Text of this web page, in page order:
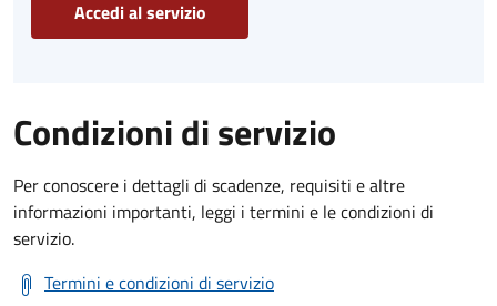
Accedi al servizio
Condizioni di servizio
Per conoscere i dettagli di scadenze, requisiti e altre
informazioni importanti, leggi i termini e le condizioni di
servizio.
Termini e condizioni di servizio